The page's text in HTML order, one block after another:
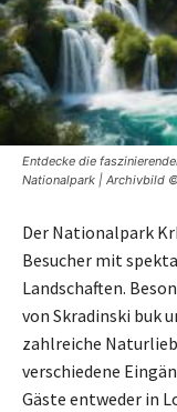
Entdecke die
Nationalpark | Archivbild
Der Nationalpark
Besucher mit
Landschaften.
von Skradinski buk
zahlreiche
verschiedene
Gäste entweder in